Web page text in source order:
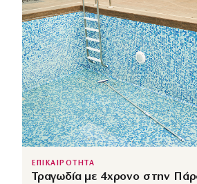
ΕΠΙΚΑΙΡΟΤΗΤΑ
Τραγωδία με 4χρονο στην